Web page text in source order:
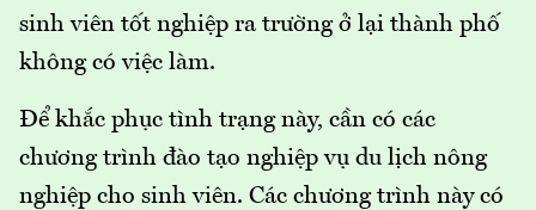
sinh viên tốt nghiệp ra trường ở lại thành phố
không có việc làm.
Để khắc phục tình trạng này, cần có các
chương trình đào tạo nghiệp vụ du lịch nông
nghiệp cho sinh viên. Các chương trình này có